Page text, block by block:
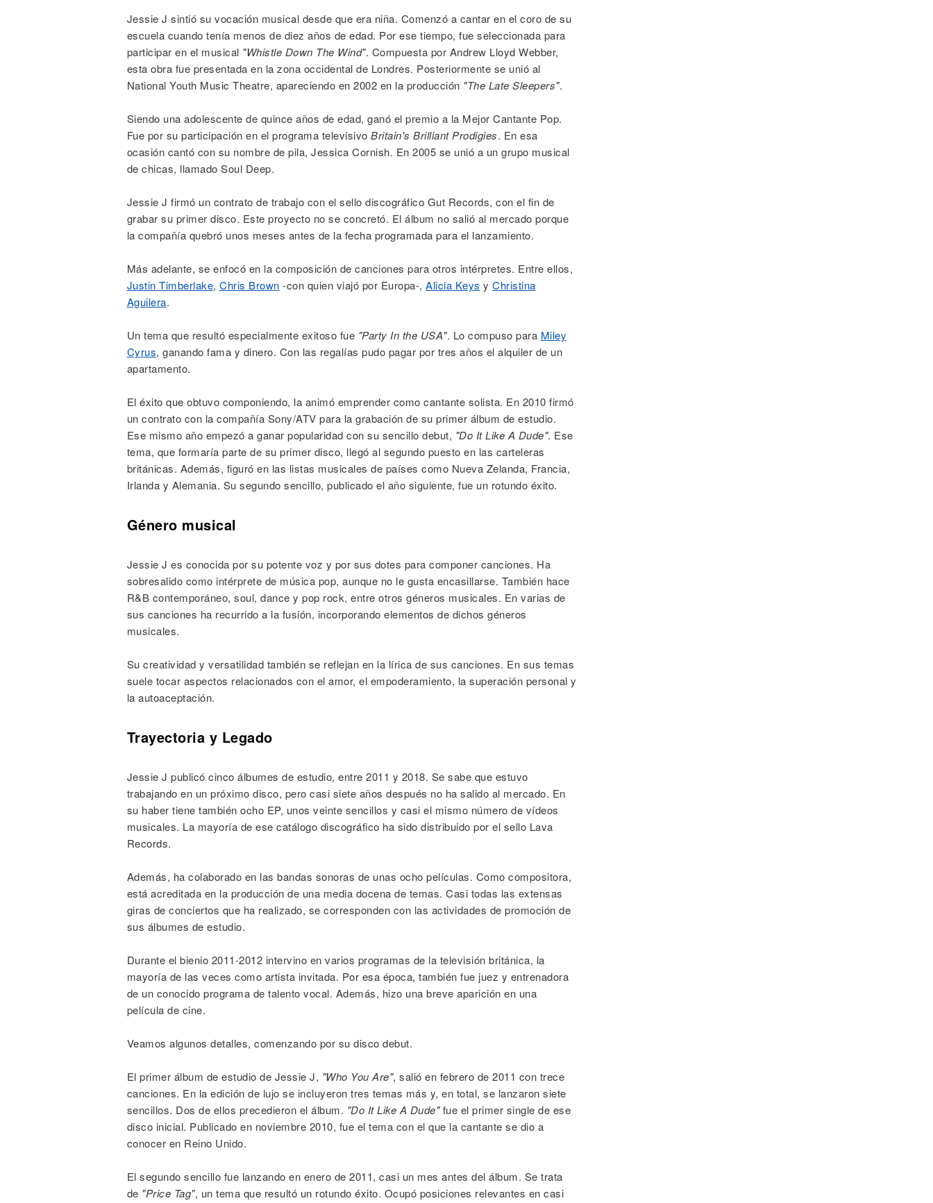
Jessie J sintió su vocación musical desde que era niña. Comenzó a cantar en el coro de su
escuela cuando tenía menos de diez años de edad. Por ese tiempo, fue seleccionada para
participar en el musical "Whistle Down The Wind". Compuesta por Andrew Lloyd Webber,
esta obra fue presentada en la zona occidental de Londres. Posteriormente se unió al
National Youth Music Theatre, apareciendo en 2002 en la producción "The Late Sleepers".
Siendo una adolescente de quince años de edad, ganó el premio a la Mejor Cantante Pop.
Fue por su participación en el programa televisivo Britain's Brilliant Prodigies. En esa
ocasión cantó con su nombre de pila, Jessica Cornish. En 2005 se unió a un grupo musical
de chicas, llamado Soul Deep.
Jessie J firmó un contrato de trabajo con el sello discográfico Gut Records, con el fin de
grabar su primer disco. Este proyecto no se concretó. El álbum no salió al mercado porque
la compañía quebró unos meses antes de la fecha programada para el lanzamiento.
Más adelante, se enfocó en la composición de canciones para otros intérpretes. Entre ellos,
Justin Timberlake, Chris Brown -con quien viajó por Europa-, Alicia Keys y Christina
Aguilera.
Un tema que resultó especialmente exitoso fue "Party In the USA". Lo compuso para Miley
Cyrus, ganando fama y dinero. Con las regalías pudo pagar por tres años el alquiler de un
apartamento.
El éxito que obtuvo componiendo, la animó emprender como cantante solista. En 2010 firmó
un contrato con la compañía Sony/ATV para la grabación de su primer álbum de estudio.
Ese mismo año empezó a ganar popularidad con su sencillo debut, "Do It Like A Dude". Ese
tema, que formaría parte de su primer disco, llegó al segundo puesto en las carteleras
británicas. Además, figuró en las listas musicales de países como Nueva Zelanda, Francia,
Irlanda y Alemania. Su segundo sencillo, publicado el año siguiente, fue un rotundo éxito.
Género musical
Jessie J es conocida por su potente voz y por sus dotes para componer canciones. Ha
sobresalido como intérprete de música pop, aunque no le gusta encasillarse. También hace
R&B contemporáneo, soul, dance y pop rock, entre otros géneros musicales. En varias de
sus canciones ha recurrido a la fusión, incorporando elementos de dichos géneros
musicales.
Su creatividad y versatilidad también se reflejan en la lírica de sus canciones. En sus temas
suele tocar aspectos relacionados con el amor, el empoderamiento, la superación personal y
la autoaceptación.
Trayectoria y Legado
Jessie J publicó cinco álbumes de estudio, entre 2011 y 2018. Se sabe que estuvo
trabajando en un próximo disco, pero casi siete años después no ha salido al mercado. En
su haber tiene también ocho EP, unos veinte sencillos y casi el mismo número de vídeos
musicales. La mayoría de ese catálogo discográfico ha sido distribuido por el sello Lava
Records.
Además, ha colaborado en las bandas sonoras de unas ocho películas. Como compositora,
está acreditada en la producción de una media docena de temas. Casi todas las extensas
giras de conciertos que ha realizado, se corresponden con las actividades de promoción de
sus álbumes de estudio.
Durante el bienio 2011-2012 intervino en varios programas de la televisión británica, la
mayoría de las veces como artista invitada. Por esa época, también fue juez y entrenadora
de un conocido programa de talento vocal. Además, hizo una breve aparición en una
película de cine.
Veamos algunos detalles, comenzando por su disco debut.
El primer álbum de estudio de Jessie J, "Who You Are", salió en febrero de 2011 con trece
canciones. En la edición de lujo se incluyeron tres temas más y, en total, se lanzaron siete
sencillos. Dos de ellos precedieron el álbum. "Do It Like A Dude"fue el primer single de ese
disco inicial. Publicado en noviembre 2010, fue el tema con el que la cantante se dio a
conocer en Reino Unido.
El segundo sencillo fue lanzando en enero de 2011, casi un mes antes del álbum. Se trata
de "Price Tag", un tema que resultó un rotundo éxito. Ocupó posiciones relevantes en casi